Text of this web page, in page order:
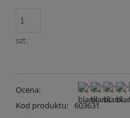
szt.
Ocena:
Kod produktu: 603631